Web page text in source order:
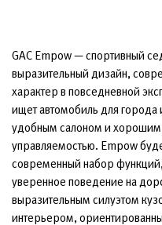
GAC Empow — спортивный
выразительный дизайн,
характер в повседневной
ищет автомобиль для города
удобным салоном и
управляемостью. Empow
современный набор
уверенное поведение на
выразительным силуэтом
интерьером,